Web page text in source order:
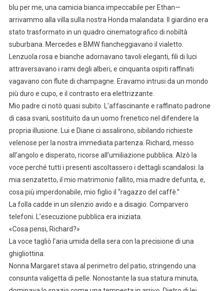
blu per me, una camicia bianca impeccabile per Ethan—
arrivammo alla villa sulla nostra Honda malandata. Il giardino era
stato trasformato in un quadro cinematografico di nobiltà
suburbana. Mercedes e BMW fiancheggiavano il vialetto.
Lenzuola rosa e bianche adornavano tavoli eleganti, fili di luci
attraversavano i rami degli alberi, e cinquanta ospiti raffinati
vagavano con flute di champagne. Eravamo intrusi da un mondo
più duro e cupo, e il contrasto era elettrizzante.
Mio padre ci notò quasi subito. L’affascinante e raffinato padrone
di casa svanì, sostituito da un uomo frenetico nel difendere la
propria illusione. Lui e Diane ci assalirono, sibilando richieste
velenose per la nostra immediata partenza. Richard, messo
all’angolo e disperato, ricorse all’umiliazione pubblica. Alzò la
voce perché tutti i presenti ascoltassero i dettagli scandalosi: la
mia senzatetto, il mio matrimonio fallito, mia madre defunta, e,
cosa più imperdonabile, mio figlio il “ragazzo del caffè.”
La folla cadde in un silenzio avido e a disagio. Comparvero
telefoni. L’esecuzione pubblica era iniziata.
«Cosa pensi, Richard?»
La voce tagliò l’aria umida della sera con la precisione di una
ghigliottina.
Nonna Margaret stava al perimetro del patio, stringendo una
consunta valigetta di pelle. Nonostante la sua statura minuta,